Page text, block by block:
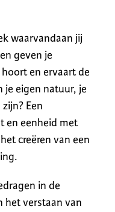
waarvandaan jij
geven je
en ervaart de
je eigen natuur, je
Een
en eenheid met
creëren van een
in de
het verstaan van